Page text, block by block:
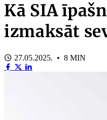
Kā SIA
izmaksāt
27.05.2025. • 8 MIN